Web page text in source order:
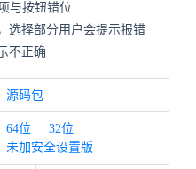
与按钮错位
选择部分用户会提示报错
不正确
源码包
64位
32位
未加安全设置版